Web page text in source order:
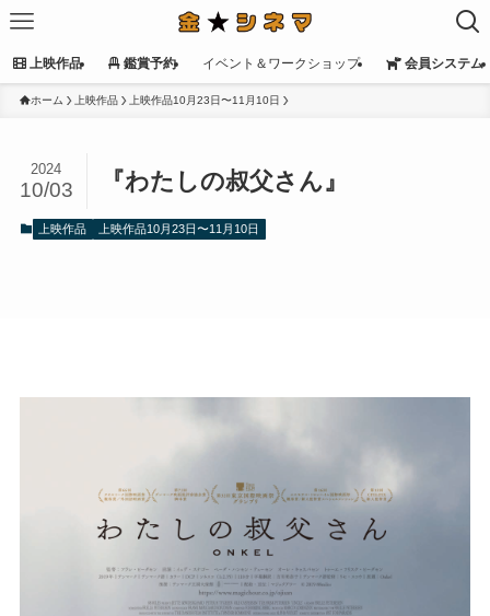
上映作品 鑑賞予約 イベント＆ワークショップ 会員システム
ホーム 上映作品 上映作品10月23日〜11月10日
『わたしの叔父さん』
2024
10/03
上映作品 上映作品10月23日〜11月10日